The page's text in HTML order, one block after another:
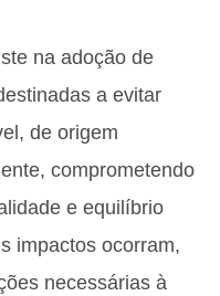
na adoção de
a evitar
de origem
comprometendo
e equilíbrio
impactos ocorram,
necessárias à